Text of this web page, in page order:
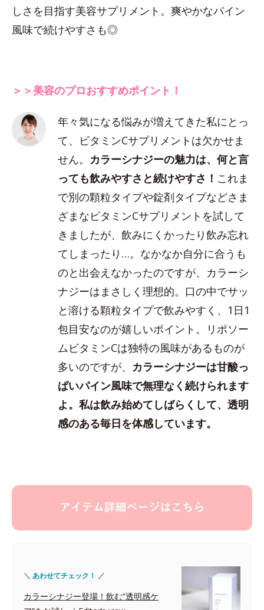
しさを目指す美容サプリメント。爽やかなパイン
風味で続けやすさも◎
＞＞美容のプロおすすめポイント！
年々気になる悩みが増えてきた私にとっ
て、ビタミンCサプリメントは欠かせま
せん。 カラーシナジーの魅力は、何と言
っても飲みやすさと続けやすさ！ これま
で別の顆粒タイプや錠剤タイプなどさま
ざまなビタミンCサプリメントを試して
きましたが、飲みにくかったり飲み忘れ
てしまったり…。なかなか自分に合うも
のと出会えなかったのですが、カラーシ
ナジーはまさしく理想的。口の中でサッ
と溶ける顆粒タイプで飲みやすく、1日1
包目安なのが嬉しいポイント。リポソー
ムビタミンCは独特の風味があるものが
多いのですが、 カラーシナジーは甘酸っ
ぱいパイン風味で無理なく続けられます
よ。私は飲み始めてしばらくして、透明
感のある毎日を体感しています。
＼ あわせてチェック！ ／
カラーシナジー登場！飲む“透明感ケ